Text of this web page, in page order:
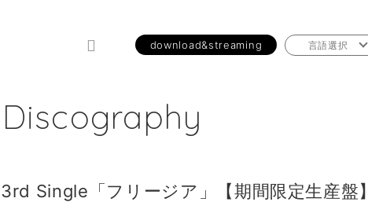
download&streaming 言語選択
Discography
3rd Single「フリージア」【期間限定生産盤】